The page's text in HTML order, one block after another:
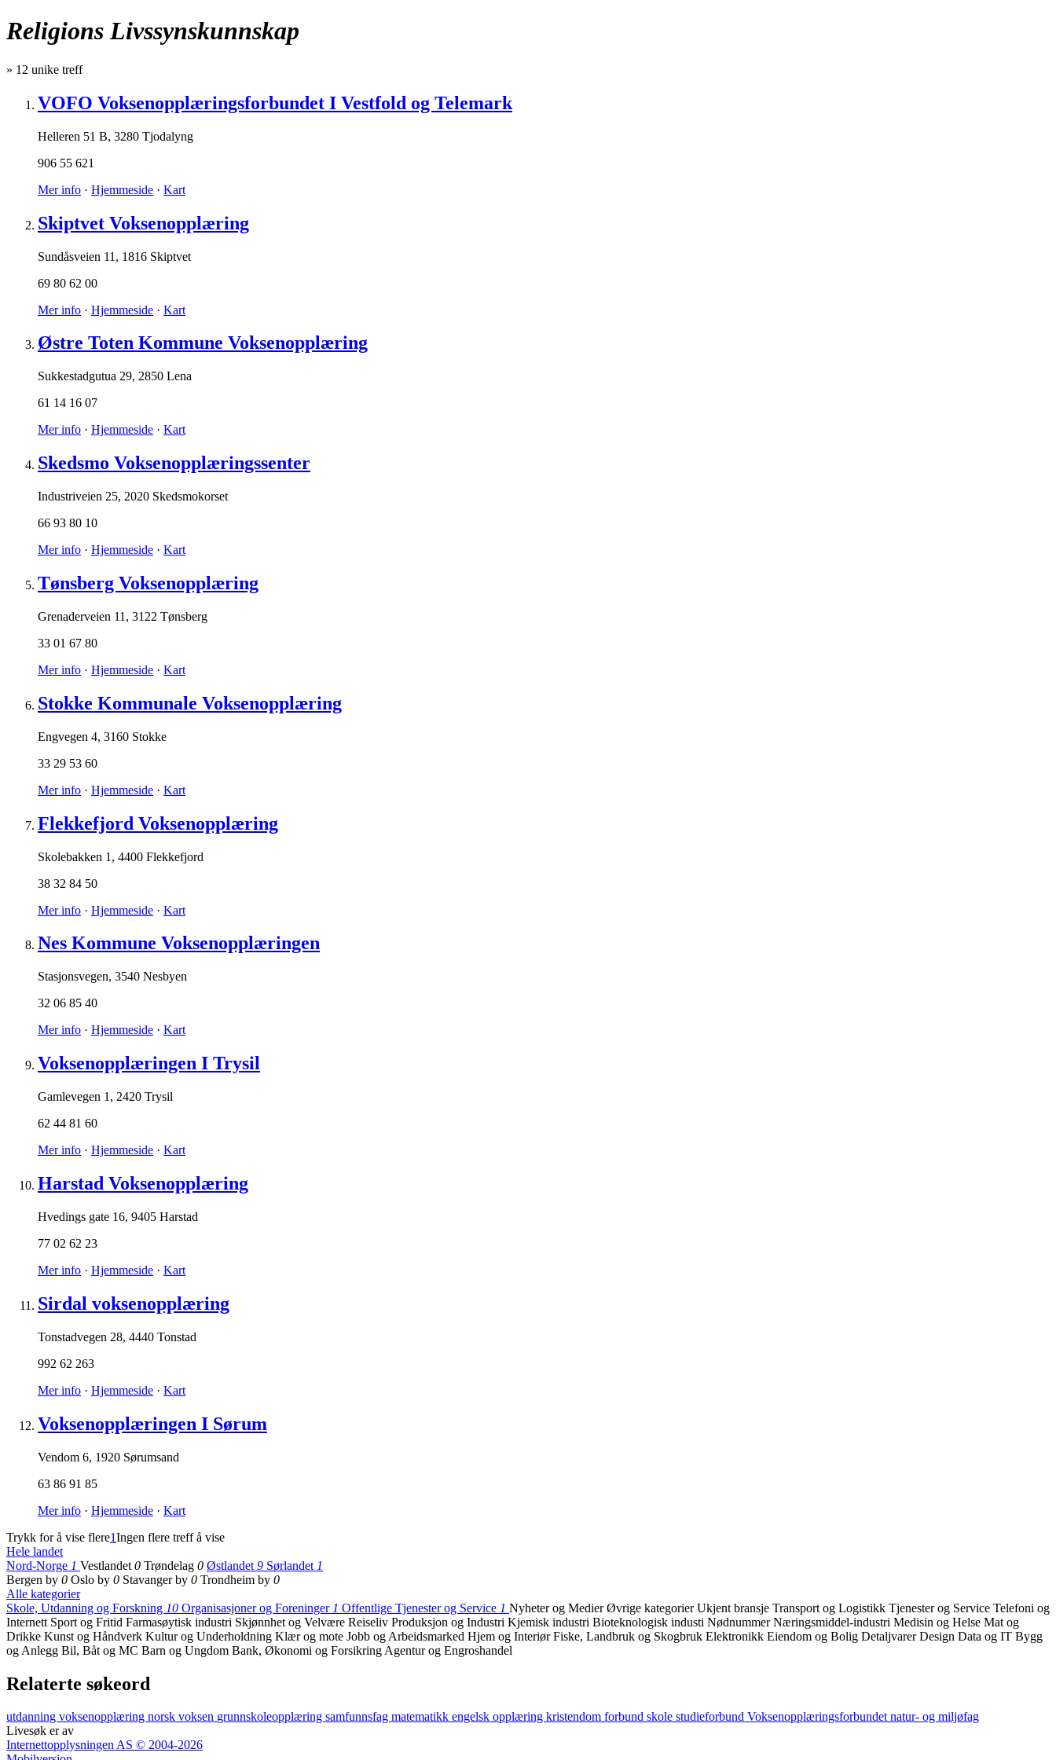
Religions Livssynskunnskap
» 12 unike treff
VOFO Voksenopplæringsforbundet I Vestfold og Telemark
Helleren 51 B, 3280 Tjodalyng
906 55 621
Mer info · Hjemmeside · Kart
Skiptvet Voksenopplæring
Sundåsveien 11 , 1816 Skiptvet
69 80 62 00
Mer info · Hjemmeside · Kart
Østre Toten Kommune Voksenopplæring
Sukkestadgutua 29, 2850 Lena
61 14 16 07
Mer info · Hjemmeside · Kart
Skedsmo Voksenopplæringssenter
Industriveien 25, 2020 Skedsmokorset
66 93 80 10
Mer info · Hjemmeside · Kart
Tønsberg Voksenopplæring
Grenaderveien 11 , 3122 Tønsberg
33 01 67 80
Mer info · Hjemmeside · Kart
Stokke Kommunale Voksenopplæring
Engvegen 4, 3160 Stokke
33 29 53 60
Mer info · Hjemmeside · Kart
Flekkefjord Voksenopplæring
Skolebakken 1 , 4400 Flekkefjord
38 32 84 50
Mer info · Hjemmeside · Kart
Nes Kommune Voksenopplæringen
Stasjonsvegen, 3540 Nesbyen
32 06 85 40
Mer info · Hjemmeside · Kart
Voksenopplæringen I Trysil
Gamlevegen 1 , 2420 Trysil
62 44 81 60
Mer info · Hjemmeside · Kart
Harstad Voksenopplæring
Hvedings gate 16, 9405 Harstad
77 02 62 23
Mer info · Hjemmeside · Kart
Sirdal voksenopplæring
Tonstadvegen 28, 4440 Tonstad
992 62 263
Mer info · Hjemmeside · Kart
Voksenopplæringen I Sørum
Vendom 6, 1920 Sørumsand
63 86 91 85
Mer info · Hjemmeside · Kart
Trykk for å vise flere1Ingen flere treff å vise
Hele landet
Nord-Norge 1 Vestlandet 0 Trøndelag 0 Østlandet 9 Sørlandet 1
Bergen by 0 Oslo by 0 Stavanger by 0 Trondheim by 0
Alle kategorier
Skole, Utdanning og Forskning 10 Organisasjoner og Foreninger 1 Offentlige Tjenester og Service 1 Nyheter og MedierØvrige kategorierUkjent bransje Transport og Logistikk Tjenester og Service Telefoni og
Internett Sport og Fritid Farmasøytisk industri Skjønnhet og Velvære Reiseliv Produksjon og Industri Kjemisk industri Bioteknologisk industi NødnummerNæringsmiddel-industri Medisin og Helse Mat og
Drikke Kunst og Håndverk Kultur og Underholdning Klær og mote Jobb og Arbeidsmarked Hjem og InteriørFiske, Landbruk og Skogbruk Elektronikk Eiendom og Bolig DetaljvarerDesign Data og IT Bygg
og Anlegg Bil, Båt og MC Barn og Ungdom Bank, Økonomi og Forsikring Agentur og Engroshandel
Relaterte søkeord
utdanning voksenopplæring norsk voksen grunnskoleopplæring samfunnsfag matematikk engelsk opplæring kristendom forbund skole studieforbund Voksenopplæringsforbundetnatur- og miljøfag
Livesøk er av
Internettopplysningen AS © 2004-2026